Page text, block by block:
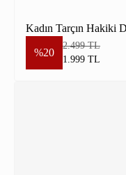
Kadın Tarçın Hakiki
%20
2.499 TL
1.999 TL